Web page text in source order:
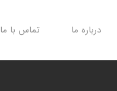
درباره ما تماس با ما